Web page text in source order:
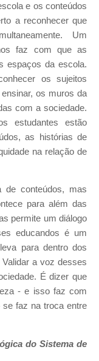
e os conteúdos
a reconhecer que
Um
faz com que as
espaços da escola.
os sujeitos
os muros da
com a sociedade.
estudantes estão
as histórias de
na relação de
conteúdos, mas
para além das
permite um diálogo
educandos é um
para dentro dos
a voz desses
É dizer que
- e isso faz com
se faz na troca entre
do Sistema de